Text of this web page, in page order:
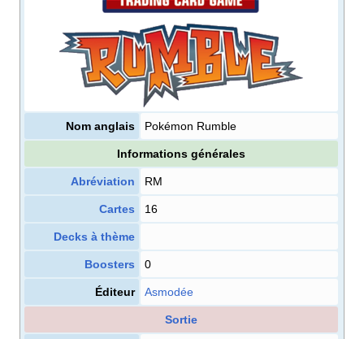
Nom anglais Pokémon Rumble
Informations générales
Abréviation RM
Cartes 16
Decks à thème
Boosters 0
Éditeur Asmodée
Sortie